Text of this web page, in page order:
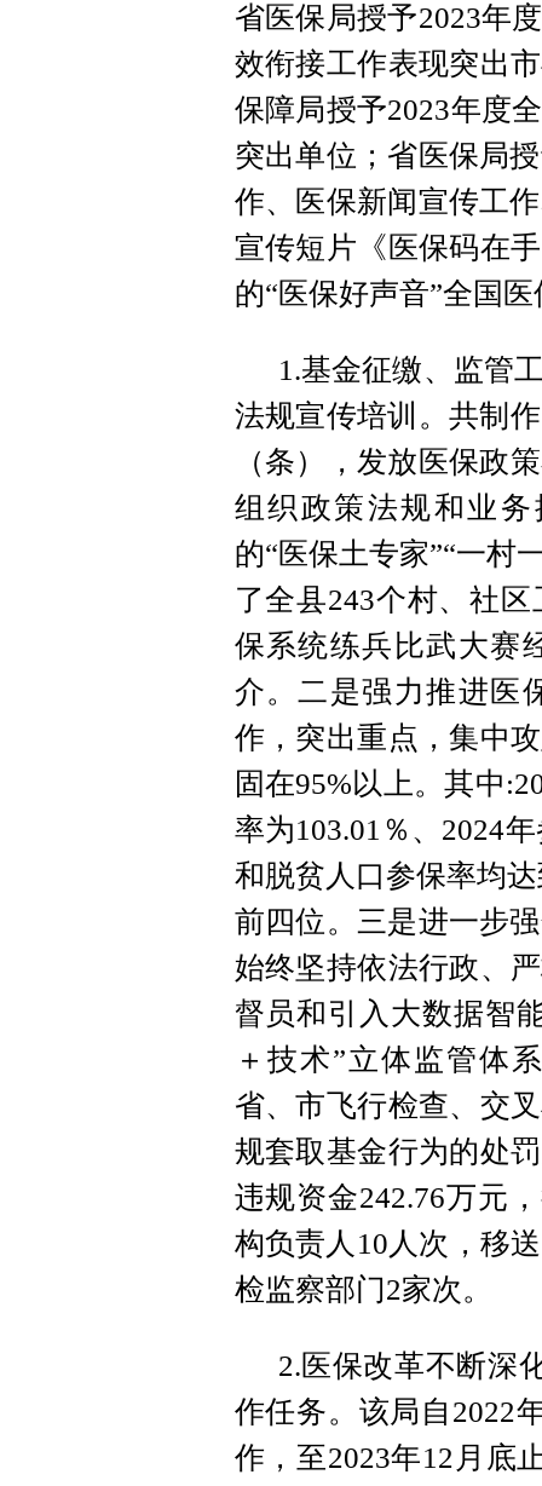
省医保局授予2023年
效衔接工作表现突出
保障局授予2023年度
突出单位；省医保局
作、医保新闻宣传工
宣传短片《医保码在
的“医保好声音”全国
1.基金征缴、监管
法规宣传培训。共制
（条），发放医保政
组织政策法规和业
的“医保土专家”“一村
了全县243个村、社
保系统练兵比武大赛
介。二是强力推进医
作，突出重点，集中
固在95%以上。其中
率为103.01％、2024
和脱贫人口参保率均
前四位。三是进一步
始终坚持依法行政、
督员和引入大数据智
＋技术”立体监管体
省、市飞行检查、交
规套取基金行为的处
违规资金242.76万元
构负责人10人次，移
检监察部门2家次。
2.医保改革不断深
作任务。该局自2022
作，至2023年12月底